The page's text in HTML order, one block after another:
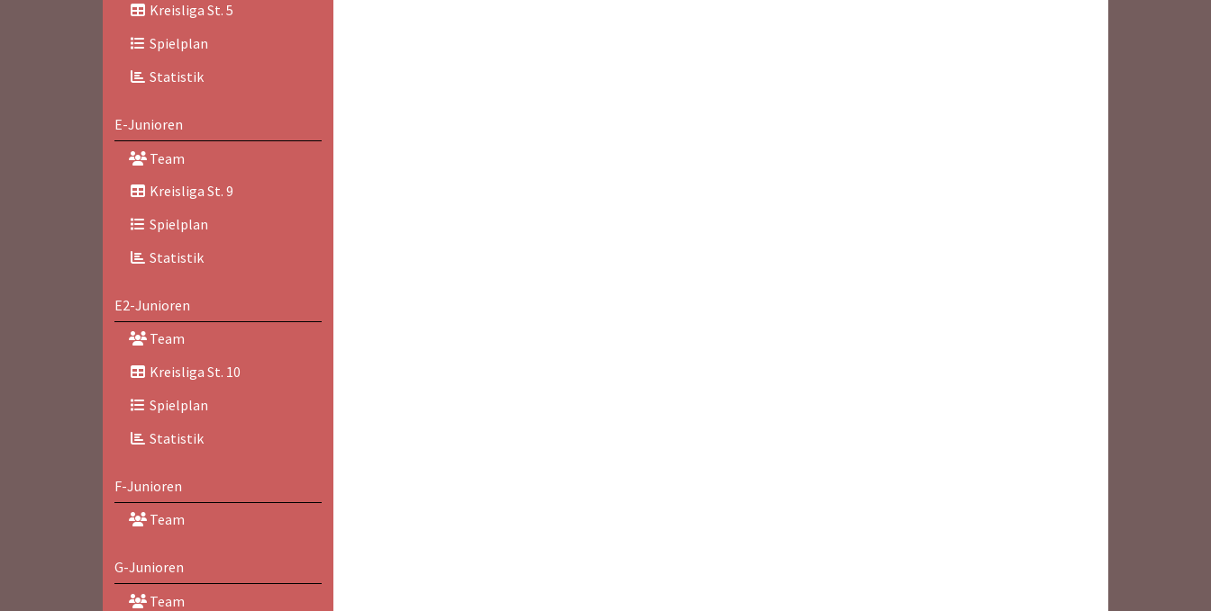
Kreisliga St. 5
Spielplan
Statistik
E-Junioren
Team
Kreisliga St. 9
Spielplan
Statistik
E2-Junioren
Team
Kreisliga St. 10
Spielplan
Statistik
F-Junioren
Team
G-Junioren
Team